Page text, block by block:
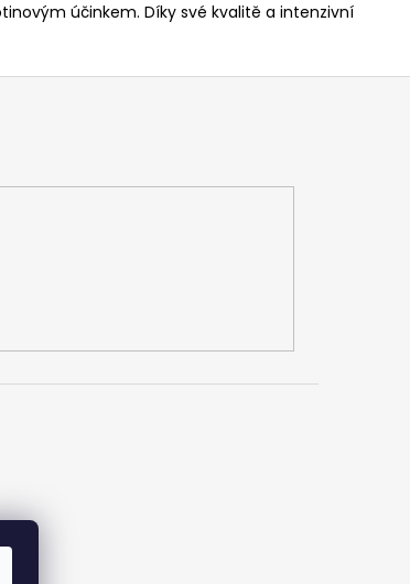
účinkem. Díky své kvalitě a intenzivní